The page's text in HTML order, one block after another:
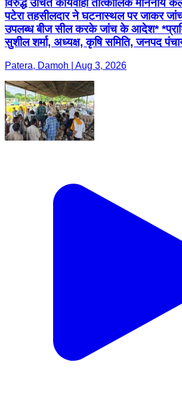
विरुद्ध उचित कार्यवाही तात्कालिक माननीय
पटेरा तहसीलदार ने घटनास्थल पर जाकर
उपलब्ध बीज सील करके जांच के आदेश*
सुशील शर्मा, अध्यक्ष, कृषि समिति, जनपद
Patera, Damoh | Aug 3, 2026